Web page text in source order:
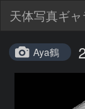
天体写真ギ
Aya鶴